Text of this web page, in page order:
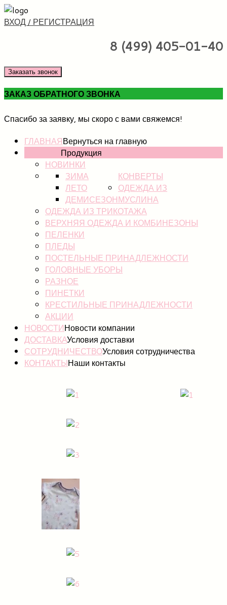
ВХОД / РЕГИСТРАЦИЯ
8 (499) 405-01-40
Заказать звонок
ЗАКАЗ ОБРАТНОГО ЗВОНКА
Спасибо за заявку, мы скоро с вами свяжемся!
ГЛАВНАЯВернуться на главную
Продукция
НОВИНКИ
КОНВЕРТЫ
ЗИМА
ЛЕТО
ДЕМИСЕЗОН
ОДЕЖДА ИЗ
МУСЛИНА
ОДЕЖДА ИЗ ТРИКОТАЖА
ВЕРХНЯЯ ОДЕЖДА И КОМБИНЕЗОНЫ
ПЕЛЕНКИ
ПЛЕДЫ
ПОСТЕЛЬНЫЕ ПРИНАДЛЕЖНОСТИ
ГОЛОВНЫЕ УБОРЫ
РАЗНОЕ
ПИНЕТКИ
КРЕСТИЛЬНЫЕ ПРИНАДЛЕЖНОСТИ
АКЦИИ
НОВОСТИНовости компании
ДОСТАВКАУсловия доставки
СОТРУДНИЧЕСТВОУсловия сотрудничества
КОНТАКТЫНаши контакты